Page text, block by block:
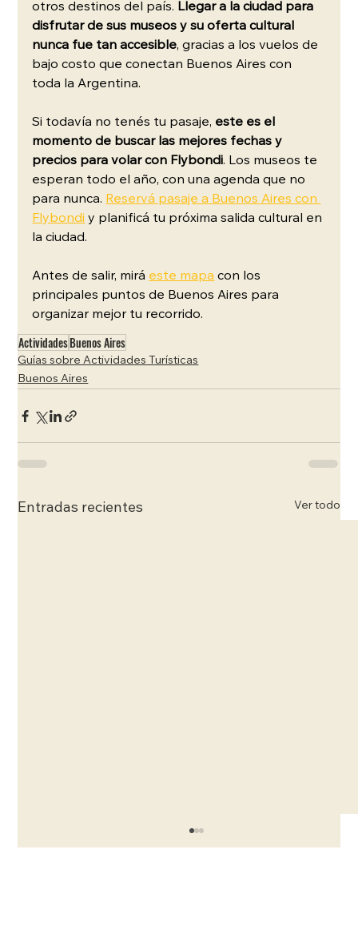
otros destinos del país. Llegar a la ciudad para
disfrutar de sus museos y su oferta cultural
nunca fue tan accesible, gracias a los vuelos de
bajo costo que conectan Buenos Aires con
toda la Argentina.
Si todavía no tenés tu pasaje, este es el
momento de buscar las mejores fechas y
precios para volar con Flybondi. Los museos te
esperan todo el año, con una agenda que no
para nunca. Reservá pasaje a Buenos Aires con
Flybondi y planificá tu próxima salida cultural en
la ciudad.
Antes de salir, mirá este mapa con los
principales puntos de Buenos Aires para
organizar mejor tu recorrido.
ActividadesBuenos Aires
Guías sobre Actividades Turísticas
Buenos Aires
Entradas recientes Ver todo